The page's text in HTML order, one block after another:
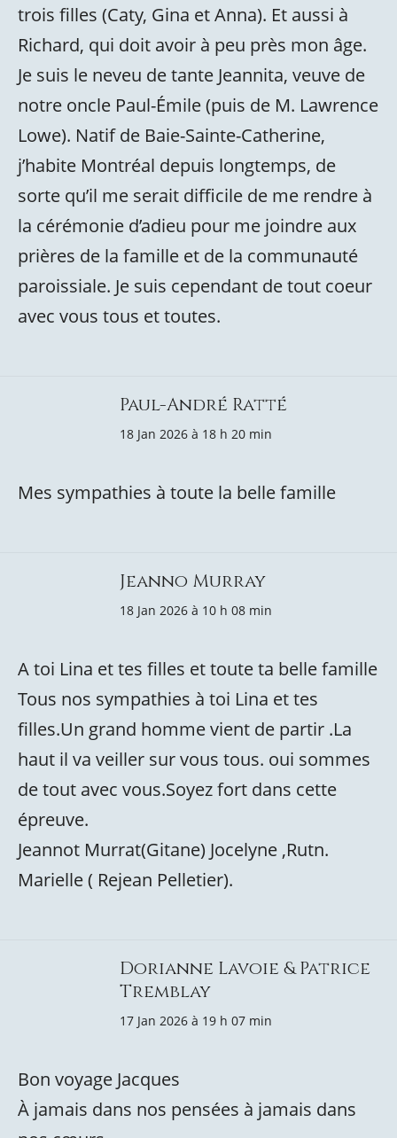
trois filles (Caty, Gina et Anna). Et aussi à
Richard, qui doit avoir à peu près mon âge.
Je suis le neveu de tante Jeannita, veuve de
notre oncle Paul-Émile (puis de M. Lawrence
Lowe). Natif de Baie-Sainte-Catherine,
j’habite Montréal depuis longtemps, de
sorte qu’il me serait difficile de me rendre à
la cérémonie d’adieu pour me joindre aux
prières de la famille et de la communauté
paroissiale. Je suis cependant de tout coeur
avec vous tous et toutes.
Paul-André Ratté
18 Jan 2026 à 18 h 20 min
Mes sympathies à toute la belle famille
Jeanno Murray
18 Jan 2026 à 10 h 08 min
A toi Lina et tes filles et toute ta belle famille
Tous nos sympathies à toi Lina et tes
filles.Un grand homme vient de partir .La
haut il va veiller sur vous tous. oui sommes
de tout avec vous.Soyez fort dans cette
épreuve.
Jeannot Murrat(Gitane) Jocelyne ,Rutn.
Marielle ( Rejean Pelletier).
Dorianne Lavoie & Patrice
Tremblay
17 Jan 2026 à 19 h 07 min
Bon voyage Jacques
À jamais dans nos pensées à jamais dans